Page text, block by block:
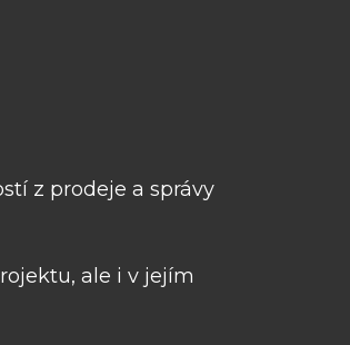
z prodeje a správy
ale i v jejím